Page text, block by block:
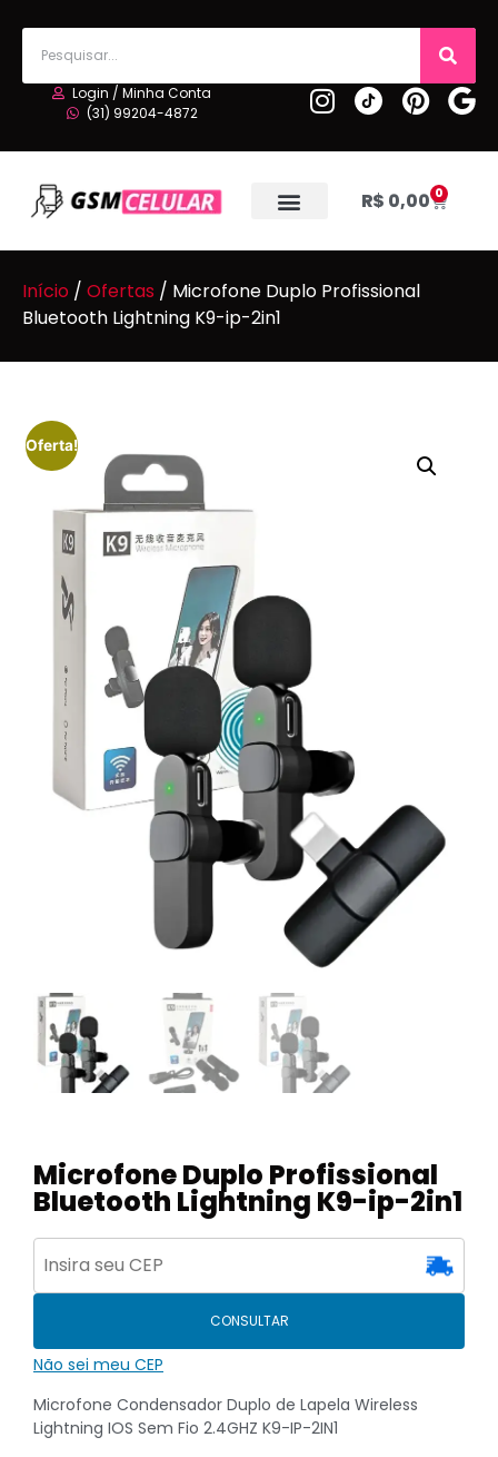
Login / Minha Conta
(31) 99204-4872
R$ 0,00 0
Início / Ofertas / Microfone Duplo Profissional
Bluetooth Lightning K9-ip-2in1
Oferta!
Microfone Duplo Profissional
Bluetooth Lightning K9-ip-2in1
CONSULTAR
Não sei meu CEP
Microfone Condensador Duplo de Lapela Wireless
Lightning IOS Sem Fio 2.4GHZ K9-IP-2IN1